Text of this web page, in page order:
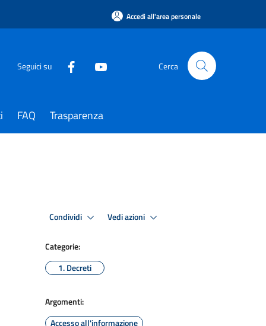
Accedi all'area personale
Seguici su Cerca
FAQ Trasparenza
Condividi Vedi azioni
Categorie:
1. Decreti
Argomenti:
Accesso all'informazione